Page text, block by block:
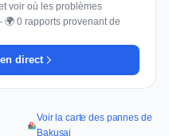
voir où les problèmes
0 rapports provenant de
direct
Voir la carte des pannes de
Bakusai